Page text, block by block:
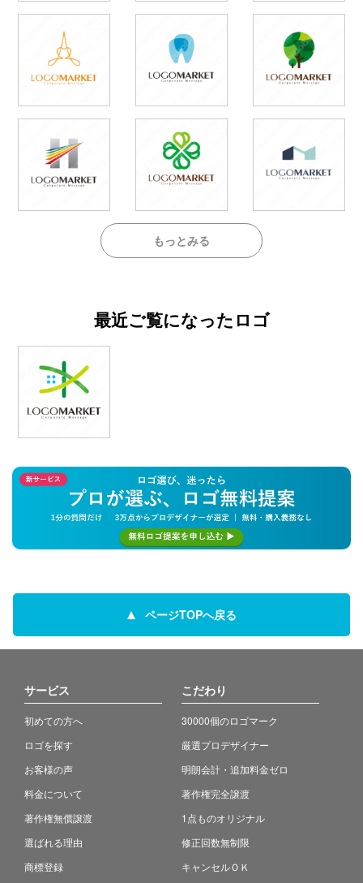
もっとみる
最近ご覧になったロゴ
ページTOPへ戻る
サービス
初めての方へ
ロゴを探す
お客様の声
料金について
著作権無償譲渡
選ばれる理由
商標登録
こだわり
30000個のロゴマーク
厳選プロデザイナー
明朗会計・追加料金ゼロ
著作権完全譲渡
1点ものオリジナル
修正回数無制限
キャンセルＯＫ